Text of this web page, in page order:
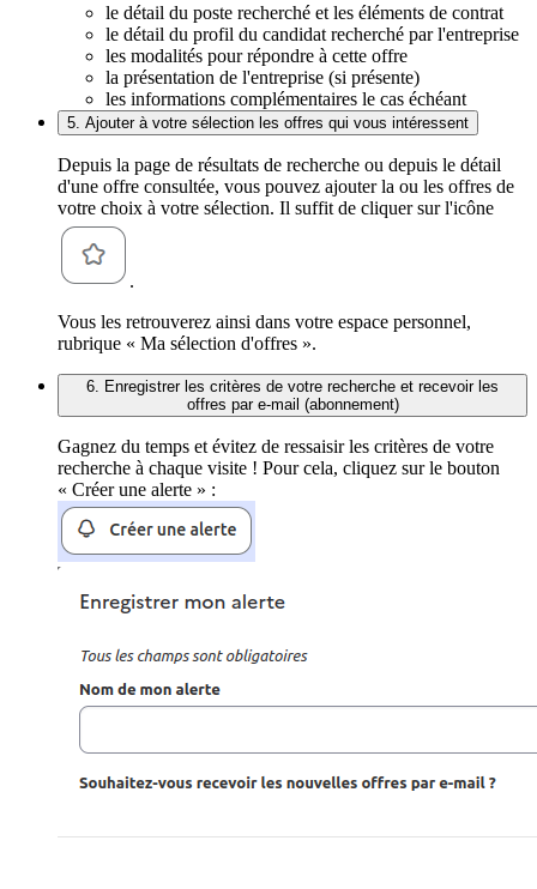
le détail du poste recherché et les éléments de contrat
le détail du profil du candidat recherché par l'entreprise
les modalités pour répondre à cette offre
la présentation de l'entreprise (si présente)
les informations complémentaires le cas échéant
5. Ajouter à votre sélection les offres qui vous intéressent
Depuis la page de résultats de recherche ou depuis le détail
d'une offre consultée, vous pouvez ajouter la ou les offres de
votre choix à votre sélection. Il suffit de cliquer sur l'icône
.
Vous les retrouverez ainsi dans votre espace personnel,
rubrique « Ma sélection d'offres ».
6. Enregistrer les critères de votre recherche et recevoir les
offres par e-mail (abonnement)
Gagnez du temps et évitez de ressaisir les critères de votre
recherche à chaque visite ! Pour cela, cliquez sur le bouton
« Créer une alerte » :